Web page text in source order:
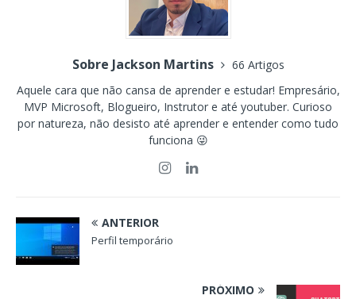
Sobre Jackson Martins
66 Artigos
Aquele cara que não cansa de aprender e estudar! Empresário,
MVP Microsoft, Blogueiro, Instrutor e até youtuber. Curioso
por natureza, não desisto até aprender e entender como tudo
funciona 😜
ANTERIOR
Perfil temporário
PRÓXIMO